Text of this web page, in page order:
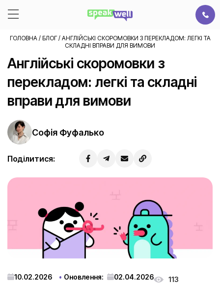
ГОЛОВНА/ БЛОГ/ АНГЛІЙСЬКІ СКОРОМОВКИ З ПЕРЕКЛАДОМ: ЛЕГКІ ТА
СКЛАДНІ ВПРАВИ ДЛЯ ВИМОВИ
Англійські скоромовки з
перекладом: легкі та складні
вправи для вимови
Софія Фуфалько
Поділитися:
10.02.2026 Оновлення: 02.04.2026 113